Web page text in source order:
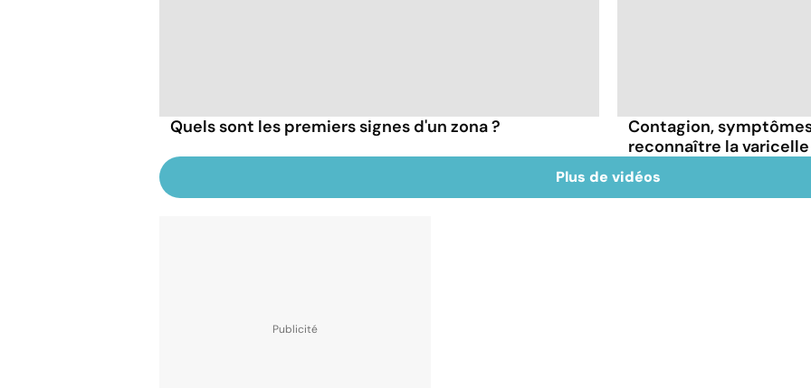
Quels sont les premiers signes d'un zona ?
Contagion,
reconnaître la varicelle
Plus de vidéos